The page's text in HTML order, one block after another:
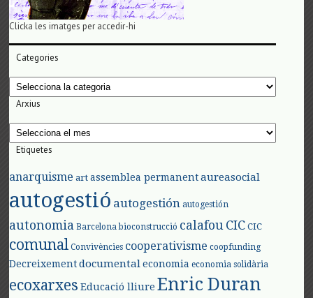
Clicka les imatges per accedir-hi
Categories
Categories
Arxius
Arxius
Etiquetes
anarquisme art assemblea permanent aureasocial
autogestió autogestión autogestión
autonomia Barcelona bioconstrucció calafouCIC CIC
comunal Convivències cooperativisme coopfunding
Decreixement documental economia economia solidària
ecoxarxes Educació lliure Enric Duran